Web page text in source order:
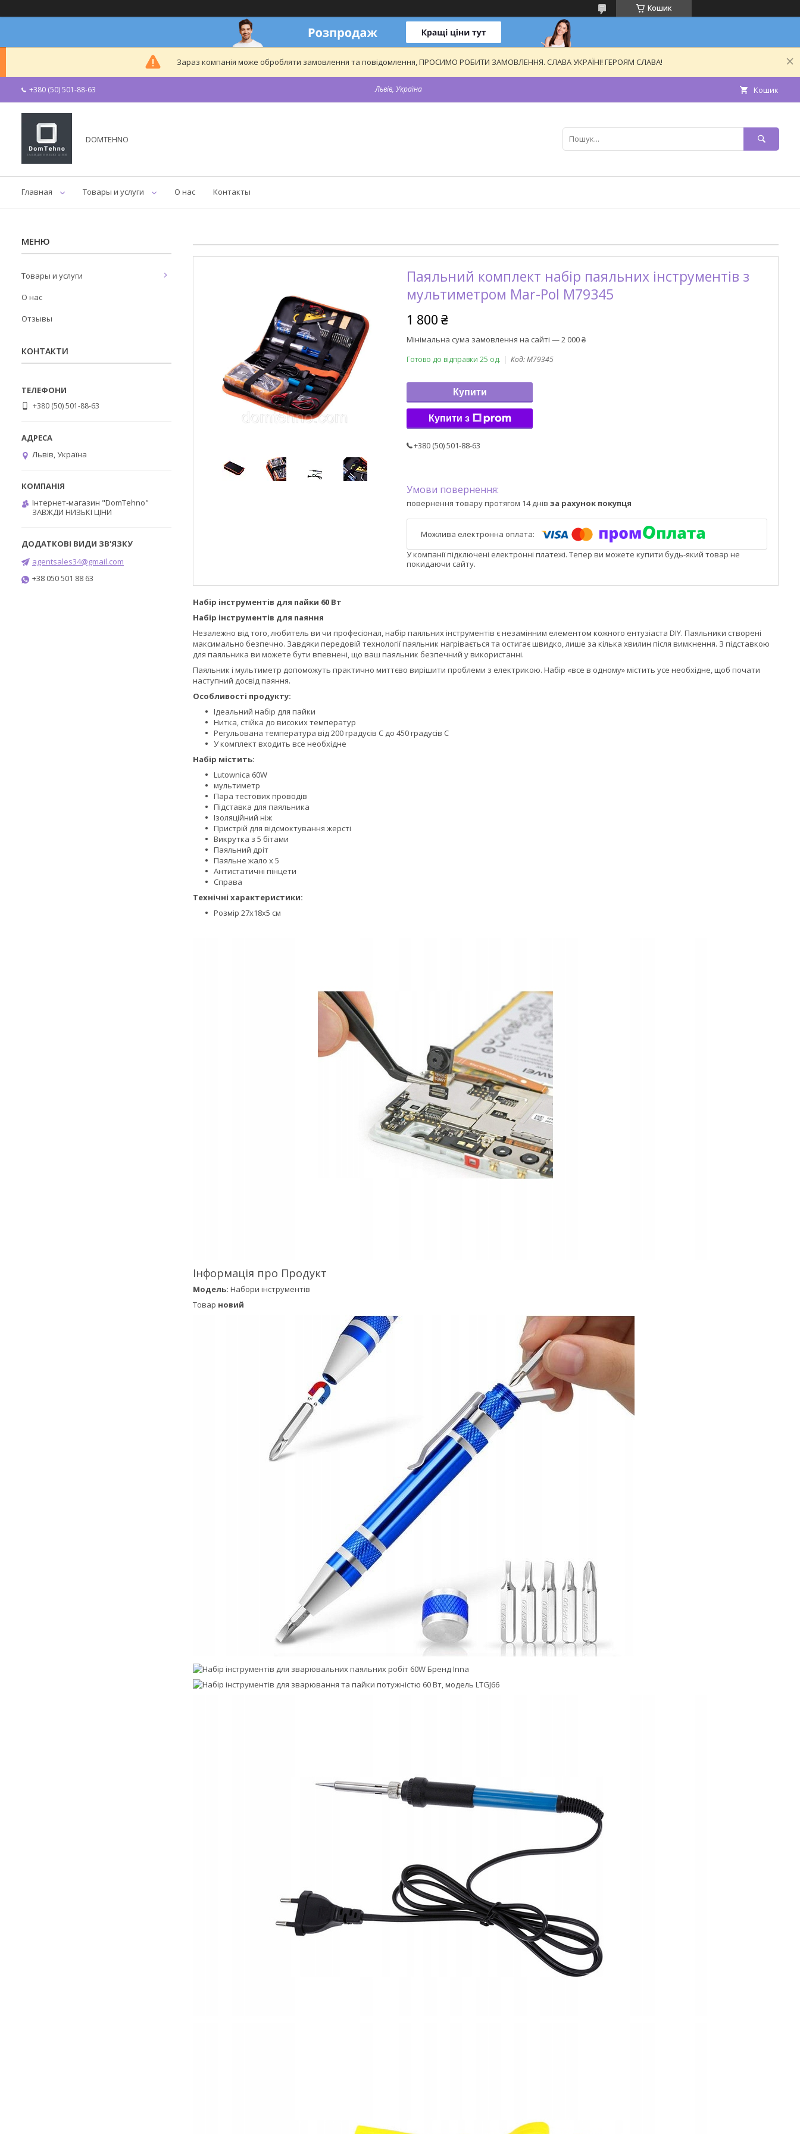
Кошик
Зараз компанія може обробляти замовлення та повідомлення, ПРОСИМО РОБИТИ ЗАМОВЛЕННЯ. СЛАВА УКРАЇНІ! ГЕРОЯМ СЛАВА!
+380 (50) 501-88-63 Львів, Україна Кошик
DOMTEHNO
Главная Товары и услуги О нас Контакты
Паяльний комплект набір паяльних інструментів з
мультиметром Mar-Pol M79345
1 800 ₴
Мінімальна сума замовлення на сайті — 2 000 ₴
Готово до відправки 25 од. Код:M79345
Купити
Купити з
+380 (50) 501-88-63
повернення товару протягом 14 днів за рахунок покупця
У компанії підключені електронні платежі. Тепер ви можете купити будь-який товар не
покидаючи сайту.
Набір інструментів для пайки 60 Вт
Набір інструментів для паяння
Незалежно від того, любитель ви чи професіонал, набір паяльних інструментів є незамінним елементом кожного ентузіаста DIY. Паяльники створені
максимально безпечно. Завдяки передовій технології паяльник нагрівається та остигає швидко, лише за кілька хвилин після вимкнення. З підставкою
для паяльника ви можете бути впевнені, що ваш паяльник безпечний у використанні.
Паяльник і мультиметр допоможуть практично миттєво вирішити проблеми з електрикою. Набір «все в одному» містить усе необхідне, щоб почати
наступний досвід паяння.
Особливості продукту:
Ідеальний набір для пайки
Нитка, стійка до високих температур
Регульована температура від 200 градусів C до 450 градусів C
У комплект входить все необхідне
Набір містить:
Lutownica 60W
мультиметр
Пара тестових проводів
Підставка для паяльника
Ізоляційний ніж
Пристрій для відсмоктування жерсті
Викрутка з 5 бітами
Паяльний дріт
Паяльне жало x 5
Антистатичні пінцети
Справа
Технічні характеристики:
Розмір 27х18х5 см
Інформація про Продукт
Модель: Набори інструментів
Товар новий
Товары и услуги
О нас
Отзывы
КОНТАКТИ
+380 (50) 501-88-63
Львів, Україна
Інтернет-магазин "DomTehno"
ЗАВЖДИ НИЗЬКІ ЦІНИ
agentsales34@gmail.com
+38 050 501 88 63